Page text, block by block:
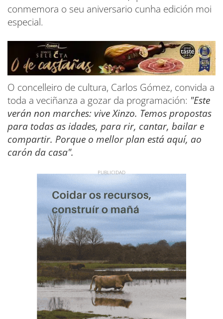
conmemora o seu aniversario cunha edición moi
especial.
O concelleiro de cultura, Carlos Gómez, convida a
toda a veciñanza a gozar da programación: "Este
verán non marches: vive Xinzo. Temos propostas
para todas as idades, para rir, cantar, bailar e
compartir. Porque o mellor plan está aquí, ao
carón da casa".